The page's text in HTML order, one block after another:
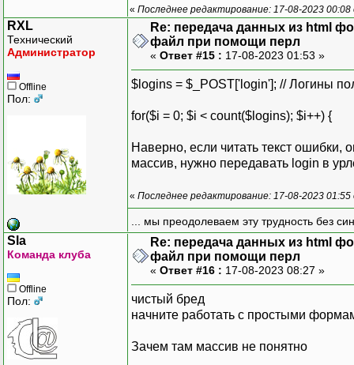
« Последнее редактирование: 17-08-2023
RXL
Технический
Администратор
Offline
Пол:
Re: передача данных из html
файл при помощи перл
« Ответ #15 : 17-08-2023 01:53 »
$logins = $_POST['login']; // Логины
for($i = 0; $i < count($logins); $i++) {
Наверно, если читать текст ошибки,
массив, нужно передавать login в
« Последнее редактирование: 17-08-2023
... мы преодолеваем эту трудность без
Sla
Команда клуба
Offline
Пол:
Re: передача данных из html
файл при помощи перл
« Ответ #16 : 17-08-2023 08:27 »
чистый бред
начните работать с простыми
Зачем там массив не понятно